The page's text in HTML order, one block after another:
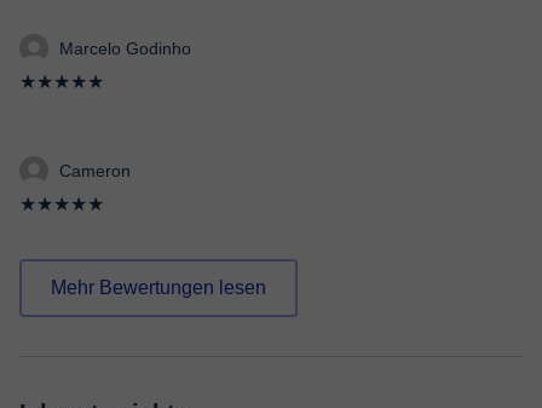
Marcelo Godinho
★★★★★
Cameron
★★★★★
Mehr Bewertungen lesen